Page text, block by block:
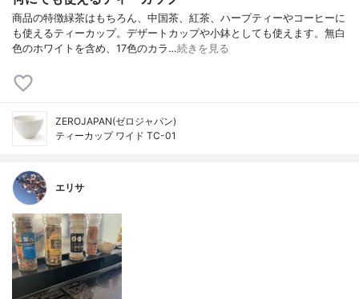
商品の特徴緑茶はもちろん、中国茶、紅茶、ハープティーやコーヒーに
も使えるティーカップ。デザートカップや小鉢としても使えます。無白
色のホワイトを含め、17色のカラ…続きを見る
ZEROJAPAN(ゼロジャパン)
ティーカップ ワイド TC-01
エリサ